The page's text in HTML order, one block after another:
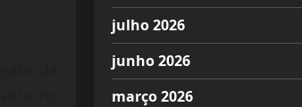
julho 2026
junho 2026
março 2026